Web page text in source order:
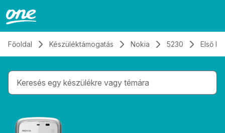
Főoldal Készüléktámogatás Nokia 5230 Első
Gépelés közben megjelennek a keresési